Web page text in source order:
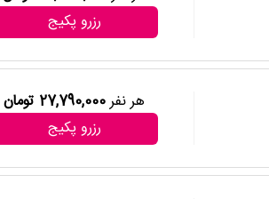
رزرو پکیج
هر نفر27,790,000 تومان
رزرو پکیج